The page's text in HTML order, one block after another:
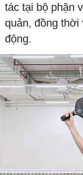
tác tại bộ phận
quản, đồng thời
động.